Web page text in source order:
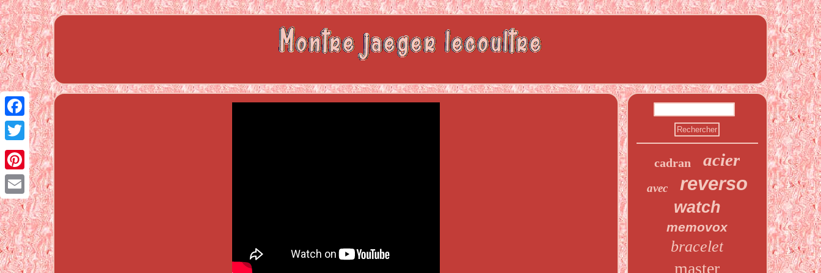
Facebook
Twitter
Pinterest
Email
cadran acier
avec reverso
watch
memovox
bracelet
master